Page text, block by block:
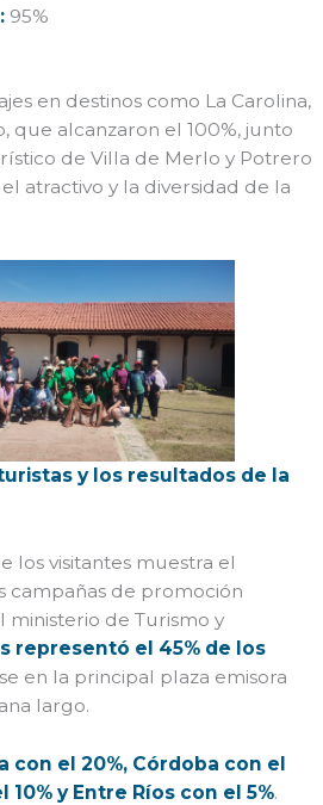
95%
en destinos como La Carolina,
que alcanzaron el 100%, junto
de Villa de Merlo y Potrero
atractivo y la diversidad de la
y los resultados de la
los visitantes muestra el
campañas de promoción
de Turismo y
representó el 45% de los
en la principal plaza emisora
largo.
con el 20%, Córdoba con el
10% y Entre Ríos con el 5%.